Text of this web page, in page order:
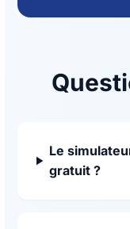
Le
gratuit ?